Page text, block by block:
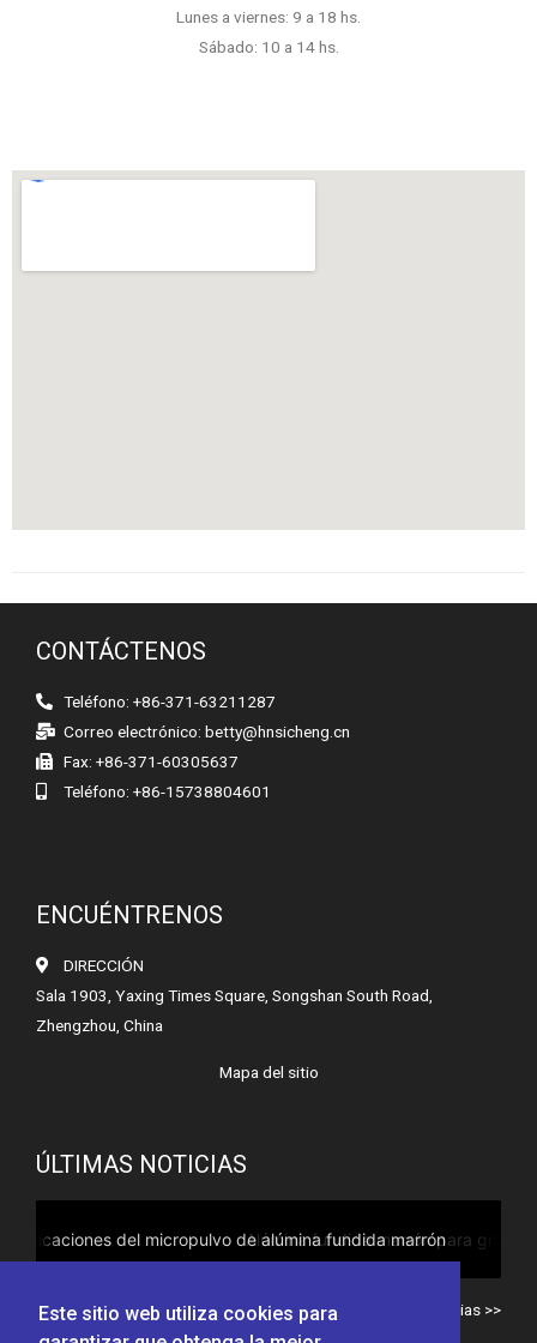
Este sitio web utiliza cookies para
Lunes a viernes: 9 a 18 hs.
Sábado: 10 a 14 hs.
CONTÁCTENOS
Teléfono: +86-371-63211287
Correo electrónico: betty@hnsicheng.cn
Fax: +86-371-60305637
Teléfono: +86-15738804601
ENCUÉNTRENOS
DIRECCIÓN
Sala 1903, Yaxing Times Square, Songshan South Road,
Zhengzhou, China
Mapa del sitio
ÚLTIMAS NOTICIAS
Alúmina fundida marrón para granallado de utensilios de cocina
de alúmina fundida marrón
Todas las noticias >>